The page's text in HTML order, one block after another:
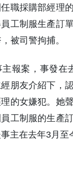
職採購部經理
工制服生產訂
被司警拘捕。
報案，事發在
朋友介紹下，
的女嫌犯。她
工制服的生產
主在去年3月至